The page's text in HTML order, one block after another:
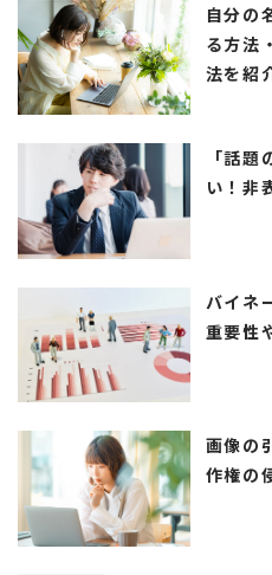
自分の
る方法
法を紹
「話
い！非
バイネ
重要性
画像の
作権の